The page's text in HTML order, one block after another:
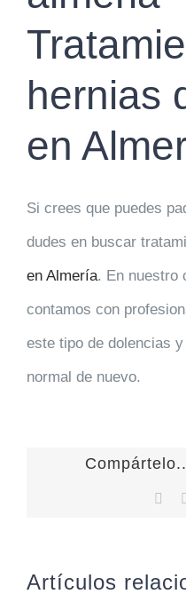
hernias
en
Si crees que puedes
dudes en buscar
en Almería. En nuestro
contamos con
este tipo de dolencias
normal de nuevo.
Artículos